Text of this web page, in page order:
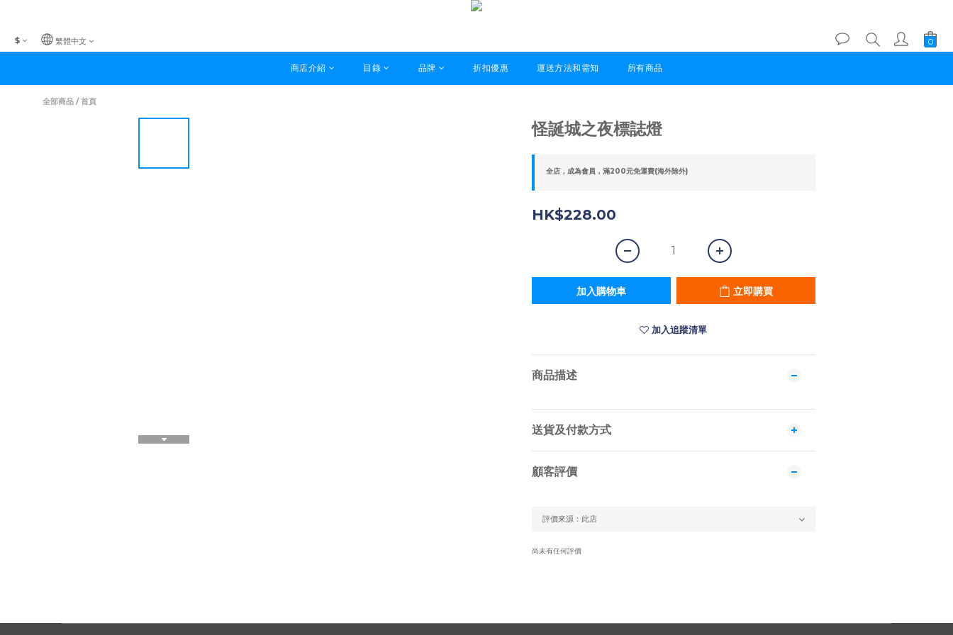
$ 繁體中文
商店介紹 目錄 品牌 折扣優惠 運送方法和需知 所有商品
全部商品 /首頁
怪誕城之夜標誌燈
全店，成為會員，滿200元免運費(海外除外)
HK$228.00
加入購物車 立即購買
加入追蹤清單
商品描述
送貨及付款方式
顧客評價
尚未有任何評價